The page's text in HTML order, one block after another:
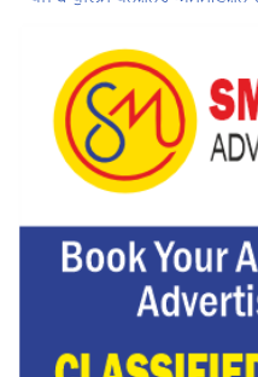
Hukamnama Sri Darbar
8 अगस्त को मोहाली के होटल एंकरेज
Hukamnama Sri Darbar